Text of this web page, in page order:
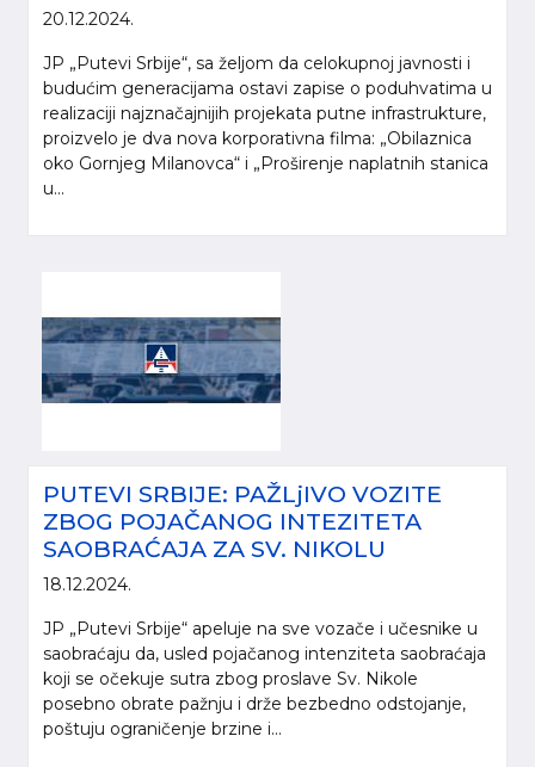
20.12.2024.
JP „Putevi Srbije“, sa željom da celokupnoj javnosti i
budućim generacijama ostavi zapise o poduhvatima u
realizaciji najznačajnijih projekata putne infrastrukture,
proizvelo je dva nova korporativna filma: „Obilaznica
oko Gornjeg Milanovca“ i „Proširenje naplatnih stanica
u...
PUTEVI SRBIJE: PAŽLjIVO VOZITE
ZBOG POJAČANOG INTEZITETA
SAOBRAĆAJA ZA SV. NIKOLU
18.12.2024.
JP „Putevi Srbije“ apeluje na sve vozače i učesnike u
saobraćaju da, usled pojačanog intenziteta saobraćaja
koji se očekuje sutra zbog proslave Sv. Nikole
posebno obrate pažnju i drže bezbedno odstojanje,
poštuju ograničenje brzine i...